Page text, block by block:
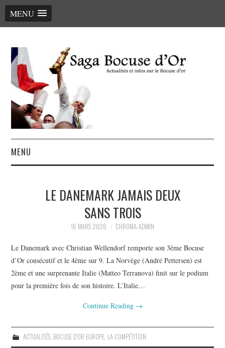
MENU
MENU
LE PALMARÈS, LES CHEFS
SAGA BOCUSE D’OR ?
VIDÉOS
LE DANEMARK JAMAIS DEUX
SANS TROIS
16 MARS 2026 CHROMA-ADMIN
Le Danemark avec Christian Wellendorf remporte son 3ème Bocuse
d’Or consécutif et le 4ème sur 9. La Norvège (André Pettersen) est
2ème et une surprenante Italie (Matteo Terranova) finit sur le podium
pour la première fois de son histoire. L’Italie…
Continue Reading →
ACTUALITÉS, BOCUSE D'OR EUROPE, LA COMPÉTITION